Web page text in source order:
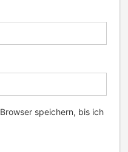
speichern, bis ich